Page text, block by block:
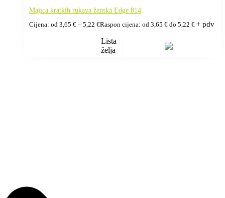
Majica kratkih rukava ženska Edge 814
Cijena: od 3,65 € – 5,22 €Raspon cijena: od 3,65 € do 5,22 € + pdv
Lista
želja